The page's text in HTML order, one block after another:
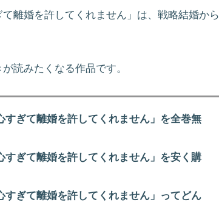
離婚を許してくれません」は、戦略結婚から
読みたくなる作品です。
すぎて離婚を許してくれません」を全巻無
すぎて離婚を許してくれません」を安く購
すぎて離婚を許してくれません」ってどん